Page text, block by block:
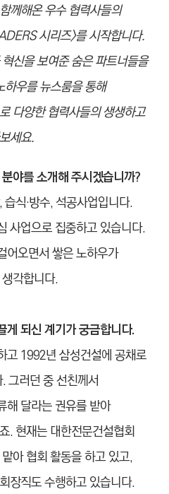
께해온 우수 협력사들의
시리즈>를 시작합니다.
신을 보여준 숨은 파트너들을
우를 뉴스룸을 통해
다양한 협력사들의 생생하고
세요.
야를 소개해 주시겠습니까?
식·방수, 석공사업입니다.
사업으로 집중하고 있습니다.
어오면서 쌓은 노하우가
각합니다.
게 되신 계기가 궁금합니다.
고 1992년 삼성건설에 공채로
그러던 중 선친께서
해 달라는 권유를 받아
.현재는 대한전문건설협회
아 협회 활동을 하고 있고,
장직도 수행하고 있습니다.